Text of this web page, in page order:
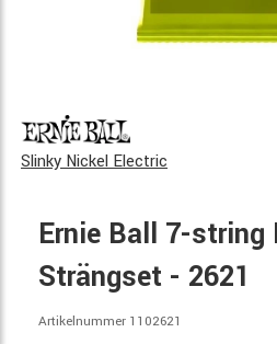
Slinky Nickel Electric
Ernie Ball 7-string
Strängset - 2621
Artikelnummer 1102621